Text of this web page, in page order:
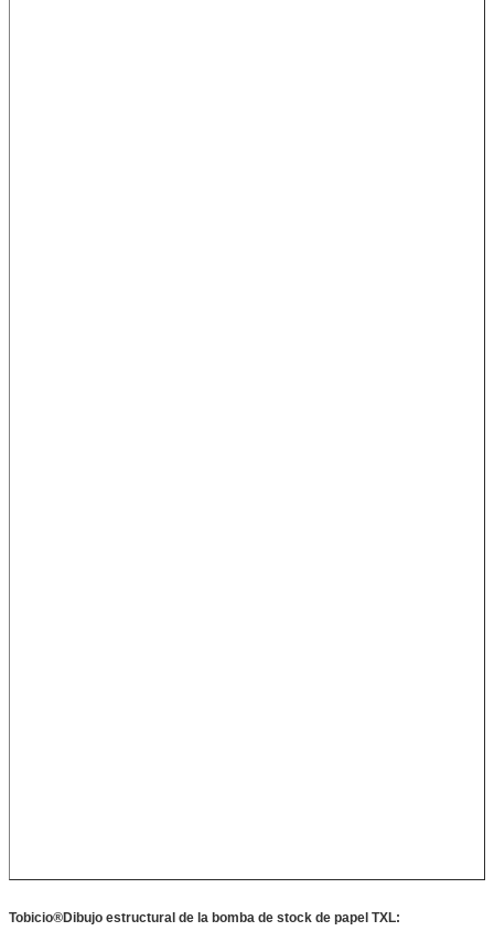
Tobicio®Dibujo estructural de la bomba de stock de papel TXL: